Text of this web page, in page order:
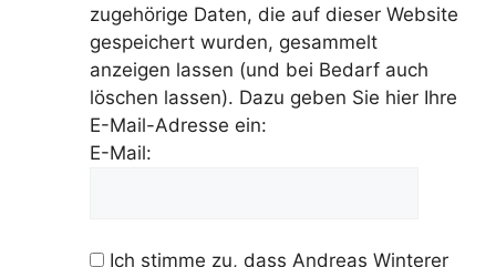
zugehörige Daten, die auf dieser Website
gespeichert wurden, gesammelt
anzeigen lassen (und bei Bedarf auch
löschen lassen). Dazu geben Sie hier Ihre
E-Mail-Adresse ein:
E-­Mail:
Ich stimme zu, dass Andreas Winterer